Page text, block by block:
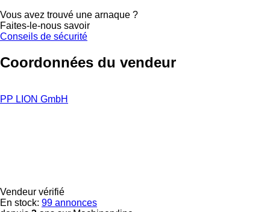
Vous avez trouvé une arnaque ?
Faites-le-nous savoir
Conseils de sécurité
Coordonnées du vendeur
PP LION GmbH
Vendeur vérifié
En stock: 99 annonces